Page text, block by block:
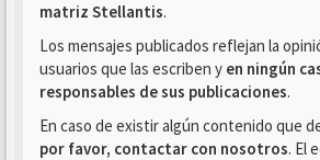
matriz Stellantis.
Los mensajes publicados reflejan la
usuarios que las escriben y en ningún
responsables de sus publicaciones.
En caso de existir algún contenido que
por favor, contactar con nosotros. El